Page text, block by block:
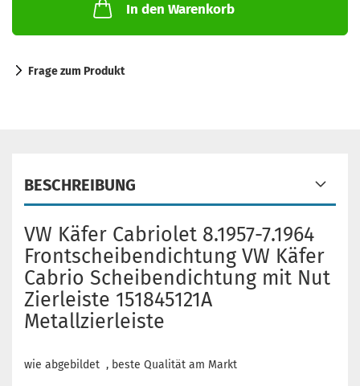
In den Warenkorb
Frage zum Produkt
BESCHREIBUNG
VW Käfer Cabriolet 8.1957-7.1964
Frontscheibendichtung VW Käfer
Cabrio Scheibendichtung mit Nut
Zierleiste 151845121A
Metallzierleiste
wie abgebildet , beste Qualität am Markt